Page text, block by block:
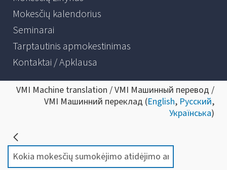
Mokesčių kalendorius
Seminarai
Tarptautinis apmokestinimas
Kontaktai / Apklausa
VMI Machine translation / VMI Машинный перевод /
VMI Машинний переклад (English, Русский,
Українська)